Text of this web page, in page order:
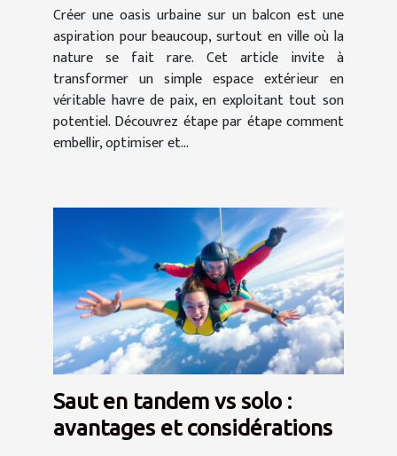
Créer une oasis urbaine sur un balcon est une
aspiration pour beaucoup, surtout en ville où la
nature se fait rare. Cet article invite à
transformer un simple espace extérieur en
véritable havre de paix, en exploitant tout son
potentiel. Découvrez étape par étape comment
embellir, optimiser et...
Saut en tandem vs solo :
avantages et considérations